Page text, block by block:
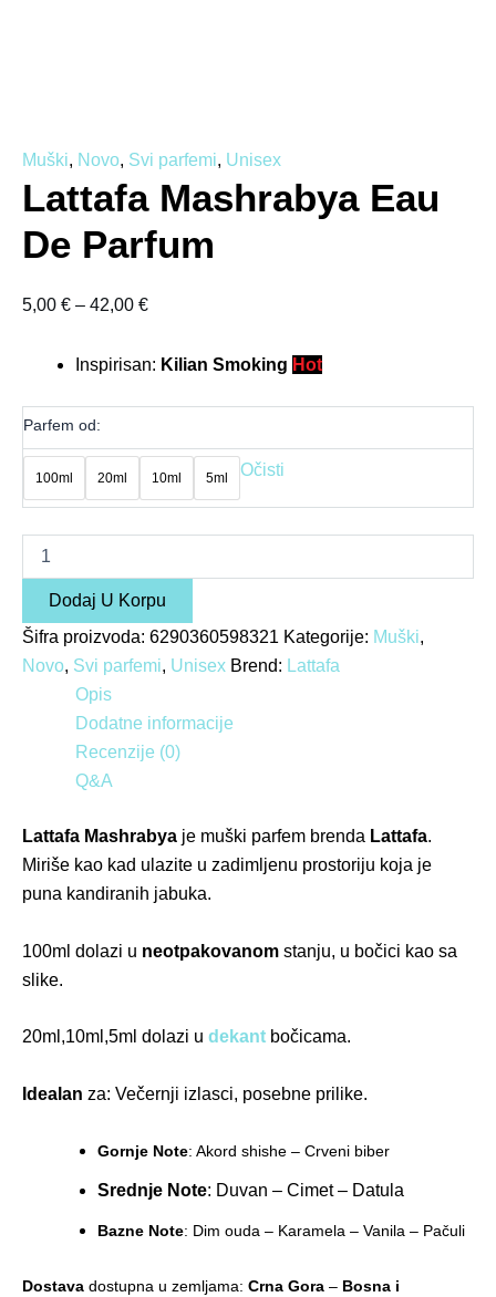
Muški, Novo, Svi parfemi, Unisex
Lattafa Mashrabya Eau
De Parfum
5,00 € – 42,00 €
Inspirisan: Kilian Smoking Hot
Parfem od:
100ml 20ml 10ml 5ml Očisti
Dodaj U Korpu
Šifra proizvoda: 6290360598321 Kategorije: Muški,
Novo, Svi parfemi, Unisex Brend: Lattafa
Opis
Dodatne informacije
Recenzije (0)
Q&A
Lattafa Mashrabya je muški parfem brenda Lattafa.
Miriše kao kad ulazite u zadimljenu prostoriju koja je
puna kandiranih jabuka.
100ml dolazi u neotpakovanom stanju, u bočici kao sa
slike.
20ml,10ml,5ml dolazi u dekant bočicama.
Idealan za: Večernji izlasci, posebne prilike.
Gornje Note: Akord shishe – Crveni biber
Srednje Note: Duvan – Cimet – Datula
Bazne Note: Dim ouda – Karamela – Vanila – Pačuli
Dostava dostupna u zemljama: Crna Gora – Bosna i